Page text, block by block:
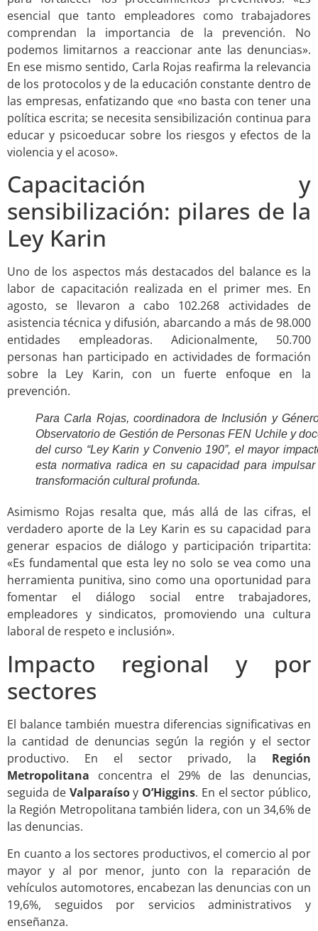
esencial que tanto empleadores como trabajadores
comprendan la importancia de la prevención. No
podemos limitarnos a reaccionar ante las denuncias».
En ese mismo sentido, Carla Rojas reafirma la relevancia
de los protocolos y de la educación constante dentro de
las empresas, enfatizando que «no basta con tener una
política escrita; se necesita sensibilización continua para
educar y psicoeducar sobre los riesgos y efectos de la
violencia y el acoso».
Capacitación y
sensibilización: pilares de la
Ley Karin
Uno de los aspectos más destacados del balance es la
labor de capacitación realizada en el primer mes. En
agosto, se llevaron a cabo 102.268 actividades de
asistencia técnica y difusión, abarcando a más de 98.000
entidades empleadoras. Adicionalmente, 50.700
personas han participado en actividades de formación
sobre la Ley Karin, con un fuerte enfoque en la
prevención.
Para Carla Rojas, coordinadora de Inclusión y
Observatorio de Gestión de Personas FEN Uchile y
del curso “Ley Karin y Convenio 190”, el mayor
esta normativa radica en su capacidad para
transformación cultural profunda.
Asimismo Rojas resalta que, más allá de las cifras, el
verdadero aporte de la Ley Karin es su capacidad para
generar espacios de diálogo y participación tripartita:
«Es fundamental que esta ley no solo se vea como una
herramienta punitiva, sino como una oportunidad para
fomentar el diálogo social entre trabajadores,
empleadores y sindicatos, promoviendo una cultura
laboral de respeto e inclusión».
Impacto regional y por
sectores
El balance también muestra diferencias significativas en
la cantidad de denuncias según la región y el sector
productivo. En el sector privado, la Región
Metropolitana concentra el 29% de las denuncias,
seguida de Valparaísoy O’Higgins. En el sector público,
la Región Metropolitana también lidera, con un 34,6% de
las denuncias.
En cuanto a los sectores productivos, el comercio al por
mayor y al por menor, junto con la reparación de
vehículos automotores, encabezan las denuncias con un
19,6%, seguidos por servicios administrativos y
enseñanza.